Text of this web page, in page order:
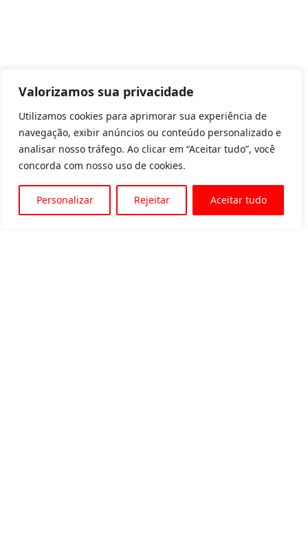
Valorizamos sua privacidade
Utilizamos cookies para aprimorar sua experiência de
navegação, exibir anúncios ou conteúdo personalizado e
analisar nosso tráfego. Ao clicar em “Aceitar tudo”, você
concorda com nosso uso de cookies.
Personalizar Rejeitar Aceitar tudo